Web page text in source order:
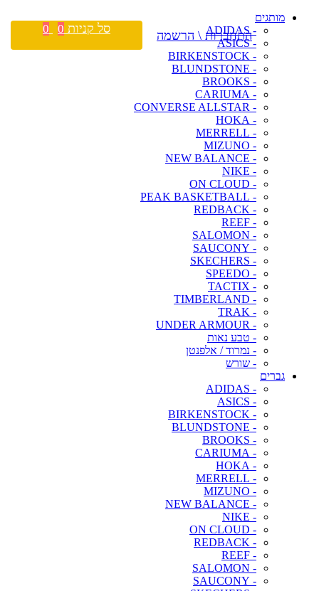
מותגים
- ADIDAS
- ASICS
- BIRKENSTOCK
- BLUNDSTONE
- BROOKS
- CARIUMA
- CONVERSE ALLSTAR
- HOKA
- MERRELL
- MIZUNO
- NEW BALANCE
- NIKE
- ON CLOUD
- PEAK BASKETBALL
- REDBACK
- REEF
- SALOMON
- SAUCONY
- SKECHERS
- SPEEDO
- TACTIX
- TIMBERLAND
- TRAK
- UNDER ARMOUR
- טבע נאות
- נמרוד / אלפנטן
- שורש
גברים
- ADIDAS
- ASICS
- BIRKENSTOCK
- BLUNDSTONE
- BROOKS
- CARIUMA
- HOKA
- MERRELL
- MIZUNO
- NEW BALANCE
- NIKE
- ON CLOUD
- REDBACK
- REEF
- SALOMON
- SAUCONY
התחברות \ הרשמה סל קניות 0
0